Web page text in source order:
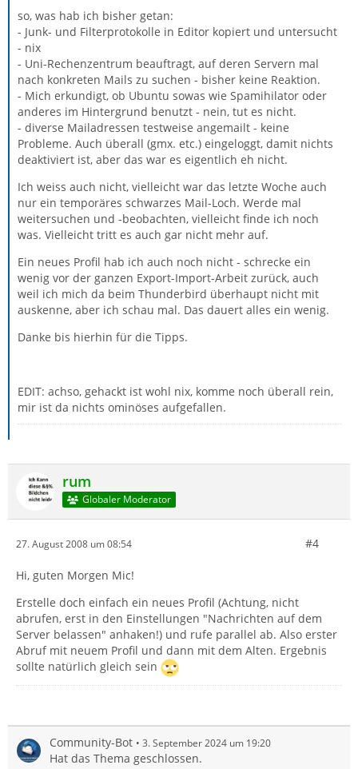
so, was hab ich bisher getan:
- Junk- und Filterprotokolle in Editor kopiert und untersucht
- nix
- Uni-Rechenzentrum beauftragt, auf deren Servern mal
nach konkreten Mails zu suchen - bisher keine Reaktion.
- Mich erkundigt, ob Ubuntu sowas wie Spamihilator oder
anderes im Hintergrund benutzt - nein, tut es nicht.
- diverse Mailadressen testweise angemailt - keine
Probleme. Auch überall (gmx. etc.) eingeloggt, damit nichts
deaktiviert ist, aber das war es eigentlich eh nicht.
Ich weiss auch nicht, vielleicht war das letzte Woche auch
nur ein temporäres schwarzes Mail-Loch. Werde mal
weitersuchen und -beobachten, vielleicht finde ich noch
was. Vielleicht tritt es auch gar nicht mehr auf.
Ein neues Profil hab ich auch noch nicht - schrecke ein
wenig vor der ganzen Export-Import-Arbeit zurück, auch
weil ich mich da beim Thunderbird überhaupt nicht mit
auskenne, aber ich schau mal. Das dauert alles ein wenig.
Danke bis hierhin für die Tipps.
EDIT: achso, gehackt ist wohl nix, komme noch überall rein,
mir ist da nichts ominöses aufgefallen.
rum
Globaler Moderator
27. August 2008 um 08:54 #4
Hi, guten Morgen Mic!
Erstelle doch einfach ein neues Profil (Achtung, nicht
abrufen, erst in den Einstellungen "Nachrichten auf dem
Server belassen" anhaken!) und rufe parallel ab. Also erster
Abruf mit neuem Profil und dann mit dem Alten. Ergebnis
sollte natürlich gleich sein
Community-Bot 3. September 2024 um 19:20
Hat das Thema geschlossen.